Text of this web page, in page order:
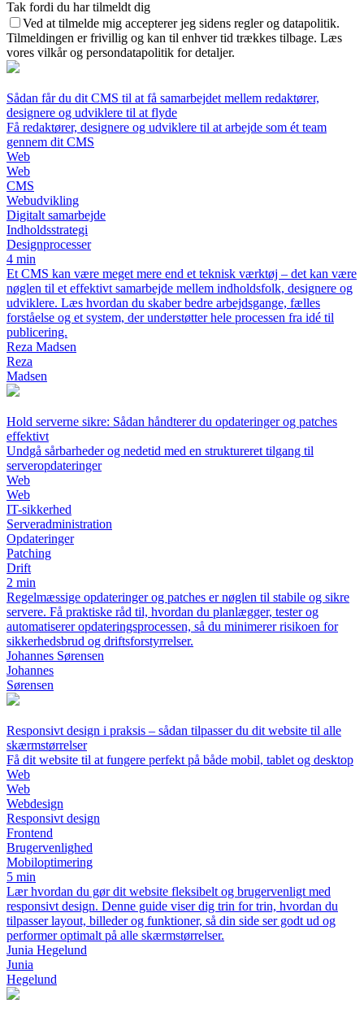
Tak fordi du har tilmeldt dig
Ved at tilmelde mig accepterer jeg sidens regler og datapolitik.
Tilmeldingen er frivillig og kan til enhver tid trækkes tilbage. Læs
vores vilkår og persondatapolitik for detaljer.
Sådan får du dit CMS til at få samarbejdet mellem redaktører,
designere og udviklere til at flyde
Få redaktører, designere og udviklere til at arbejde som ét team
gennem dit CMS
Web
Web
CMS
Webudvikling
Digitalt samarbejde
Indholdsstrategi
Designprocesser
4 min
Et CMS kan være meget mere end et teknisk værktøj – det kan være
nøglen til et effektivt samarbejde mellem indholdsfolk, designere og
udviklere. Læs hvordan du skaber bedre arbejdsgange, fælles
forståelse og et system, der understøtter hele processen fra idé til
publicering.
Reza Madsen
Reza
Madsen
Hold serverne sikre: Sådan håndterer du opdateringer og patches
effektivt
Undgå sårbarheder og nedetid med en struktureret tilgang til
serveropdateringer
Web
Web
IT-sikkerhed
Serveradministration
Opdateringer
Patching
Drift
2 min
Regelmæssige opdateringer og patches er nøglen til stabile og sikre
servere. Få praktiske råd til, hvordan du planlægger, tester og
automatiserer opdateringsprocessen, så du minimerer risikoen for
sikkerhedsbrud og driftsforstyrrelser.
Johannes Sørensen
Johannes
Sørensen
Responsivt design i praksis – sådan tilpasser du dit website til alle
skærmstørrelser
Få dit website til at fungere perfekt på både mobil, tablet og desktop
Web
Web
Webdesign
Responsivt design
Frontend
Brugervenlighed
Mobiloptimering
5 min
Lær hvordan du gør dit website fleksibelt og brugervenligt med
responsivt design. Denne guide viser dig trin for trin, hvordan du
tilpasser layout, billeder og funktioner, så din side ser godt ud og
performer optimalt på alle skærmstørrelser.
Junia Hegelund
Junia
Hegelund